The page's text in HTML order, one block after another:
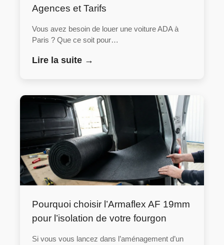
Agences et Tarifs
Vous avez besoin de louer une voiture ADA à
Paris ? Que ce soit pour…
Lire la suite →
Pourquoi choisir l’Armaflex AF 19mm
pour l’isolation de votre fourgon
Si vous vous lancez dans l’aménagement d’un